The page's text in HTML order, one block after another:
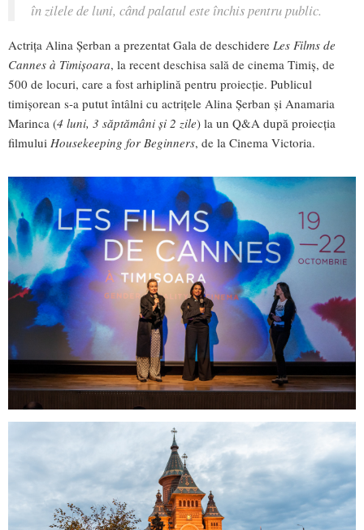
în zilele de luni, când palatul este închis pentru public.
Actrița Alina Șerban a prezentat Gala de deschidere Les Films de
Cannes à Timișoara, la recent deschisa sală de cinema Timiș, de
500 de locuri, care a fost arhiplină pentru proiecție. Publicul
timișorean s-a putut întâlni cu actrițele Alina Șerban și Anamaria
Marinca (4 luni, 3 săptămâni și 2 zile) la un Q&A după proiecția
filmului Housekeeping for Beginners, de la Cinema Victoria.